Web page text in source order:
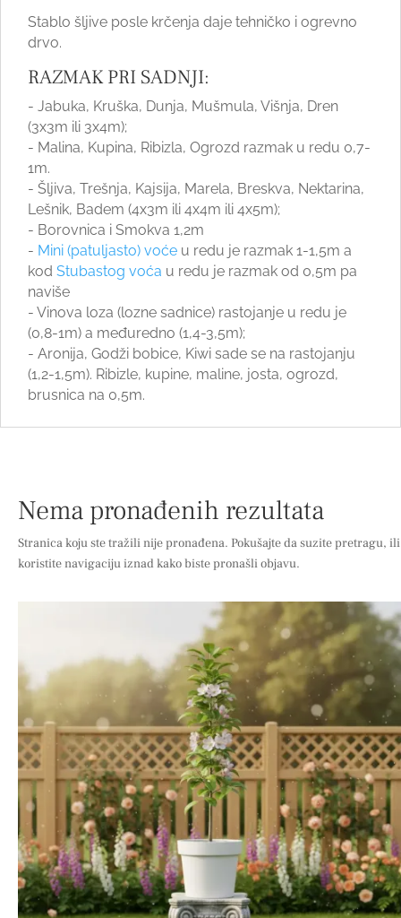
Stablo šljive posle krčenja daje tehničko i ogrevno
drvo.
RAZMAK PRI SADNJI:
- Jabuka, Kruška, Dunja, Mušmula, Višnja, Dren
(3x3m ili 3x4m);
- Malina, Kupina, Ribizla, Ogrozd razmak u redu 0,7-
1m.
- Šljiva, Trešnja, Kajsija, Marela, Breskva, Nektarina,
Lešnik, Badem (4x3m ili 4x4m ili 4x5m);
- Borovnica i Smokva 1,2m
- Mini (patuljasto) voće u redu je razmak 1-1,5m a
kod Stubastog voća u redu je razmak od 0,5m pa
naviše
- Vinova loza (lozne sadnice) rastojanje u redu je
(0,8-1m) a međuredno (1,4-3,5m);
- Aronija, Godži bobice, Kiwi sade se na rastojanju
(1,2-1,5m). Ribizle, kupine, maline, josta, ogrozd,
brusnica na 0,5m.
Nema pronađenih rezultata
Stranica koju ste tražili nije pronađena. Pokušajte da suzite pretragu, ili
koristite navigaciju iznad kako biste pronašli objavu.